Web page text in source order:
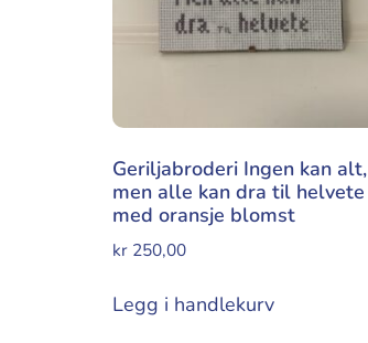
Geriljabroderi Ingen kan alt,
men alle kan dra til helvete
med oransje blomst
kr 250,00
Legg i handlekurv